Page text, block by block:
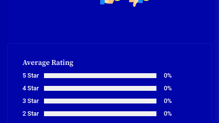
Average Rating
5 Star
0%
4 Star
0%
3 Star
0%
2 Star
0%